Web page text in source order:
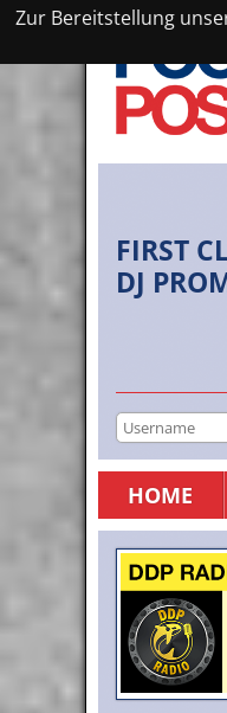
Zur Bereitstellung
FIRST
DJ
HOME